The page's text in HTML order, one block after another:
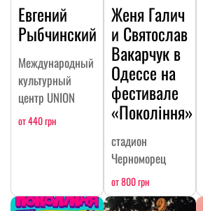
Евгений
Рыбчинский
Международный
культурный
центр UNION
от 440 грн
Женя Галич
и Святослав
Вакарчук в
Одессе на
фестивале
«Покоління»
стадион
Черноморец
от 800 грн